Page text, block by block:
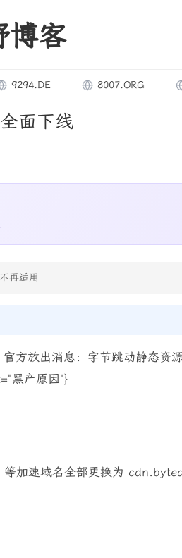
博客
8007.ORG
面下线
再适用
方放出消息：字节跳动静态资
黑产原因"}
加速域名全部更换为